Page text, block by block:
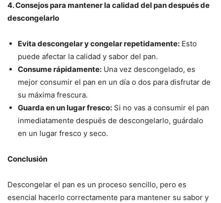
4. Consejos para mantener la calidad del pan después de
descongelarlo
Evita descongelar y congelar repetidamente: Esto
puede afectar la calidad y sabor del pan.
Consume rápidamente: Una vez descongelado, es
mejor consumir el pan en un día o dos para disfrutar de
su máxima frescura.
Guarda en un lugar fresco: Si no vas a consumir el pan
inmediatamente después de descongelarlo, guárdalo
en un lugar fresco y seco.
Conclusión
Descongelar el pan es un proceso sencillo, pero es
esencial hacerlo correctamente para mantener su sabor y